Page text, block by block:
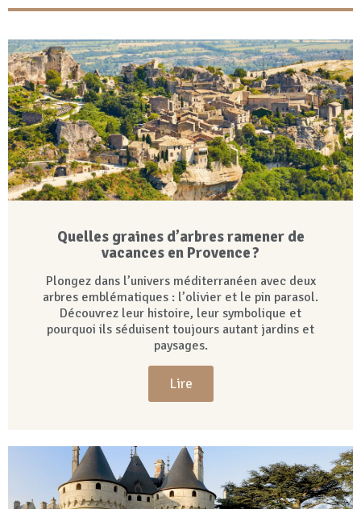
Quelles graines d’arbres ramener de
vacances en Provence ?
Plongez dans l’univers méditerranéen avec deux
arbres emblématiques : l’olivier et le pin parasol.
Découvrez leur histoire, leur symbolique et
pourquoi ils séduisent toujours autant jardins et
paysages.
Lire